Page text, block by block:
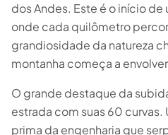
dos Andes. Este é o início
onde cada quilômetro
grandiosidade da natureza
montanha começa a
O grande destaque da
estrada com suas 60
prima da engenharia que